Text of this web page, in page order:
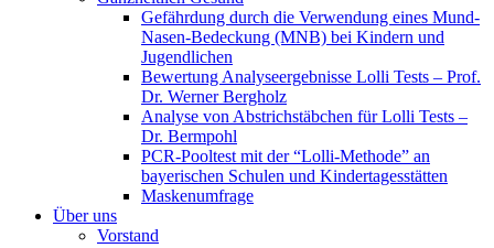
Gefährdung durch die Verwendung eines Mund-
Nasen-Bedeckung (MNB) bei Kindern und
Jugendlichen
Bewertung Analyseergebnisse Lolli Tests – Prof.
Dr. Werner Bergholz
Analyse von Abstrichstäbchen für Lolli Tests –
Dr. Bermpohl
PCR-Pooltest mit der “Lolli-Methode” an
bayerischen Schulen und Kindertagesstätten
Maskenumfrage
Über uns
Vorstand